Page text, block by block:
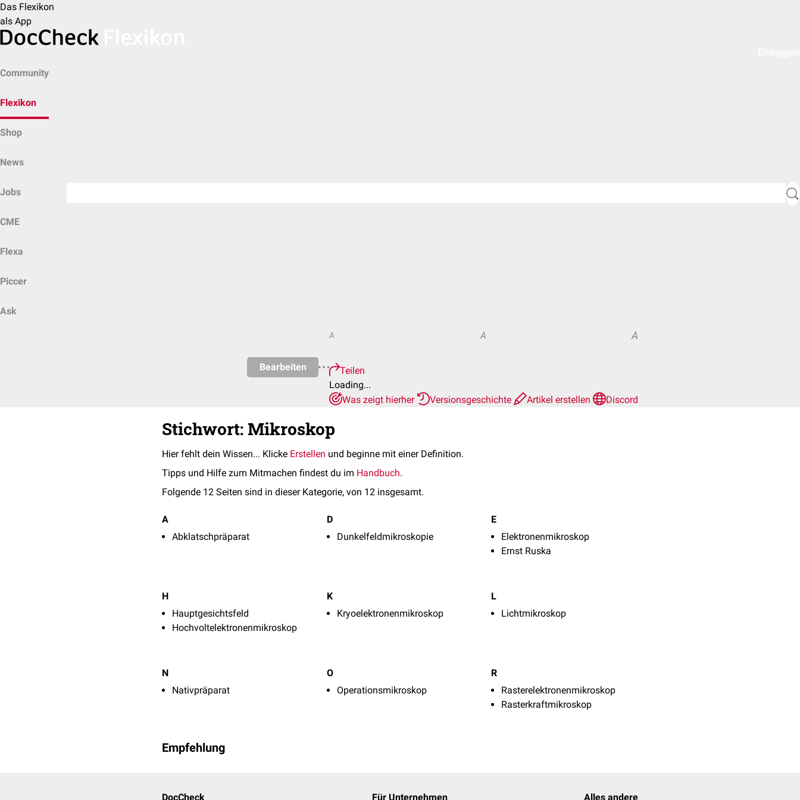
Das Flexikon
als App
Community
Flexikon
Shop
News
Jobs
CME
Flexa
Piccer
Ask
Bearbeiten
A A A
Teilen
Loading...
Was zeigt hierher
Versionsgeschichte Artikel erstellen Discord
Stichwort: Mikroskop
Hier fehlt dein Wissen... Klicke Erstellen und beginne mit einer Definition.
Tipps und Hilfe zum Mitmachen findest du im Handbuch.
Folgende 12 Seiten sind in dieser Kategorie, von 12 insgesamt.
A
Abklatschpräparat
D
Dunkelfeldmikroskopie
E
Elektronenmikroskop
Ernst Ruska
H
Hauptgesichtsfeld
Hochvoltelektronenmikroskop
K
Kryoelektronenmikroskop
L
Lichtmikroskop
N
Nativpräparat
O
Operationsmikroskop
R
Rasterelektronenmikroskop
Rasterkraftmikroskop
Empfehlung
DocCheck Für Unternehmen Alles andere